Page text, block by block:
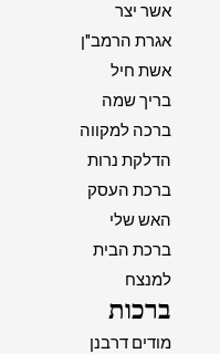
אשר יצר
אגרת הרמב"ן
אשת חיל
בריך שמה
ברכה למקווה
הדלקת נרות
ברכת העסק
האש שלי
ברכת הבית
למנצח
ברכות
מודים דרבנן